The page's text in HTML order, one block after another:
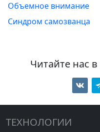
Объемное внимание
Синдром самозванца
Читайте нас
ТЕХНОЛОГИИ